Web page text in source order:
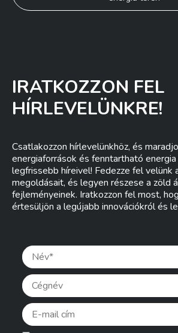
IRATKOZZON FEL
HÍRLEVELÜNKRE!
Csatlakozzon hírlevelünkhöz, és
energiaforrások és fenntartható
legfrissebb híreivel! Fedezze fel velünk
megoldásait, és legyen részese a zöld
fejleményeinek. Iratkozzon fel most,
értesüljön a legújabb innovációkról és